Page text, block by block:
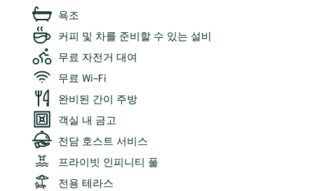
욕조
커피 및 차를 준비할 수 있는 설비
무료 자전거 대여
무료 Wi-Fi
완비된 간이 주방
객실 내 금고
전담 호스트 서비스
프라이빗 인피니티 풀
전용 테라스